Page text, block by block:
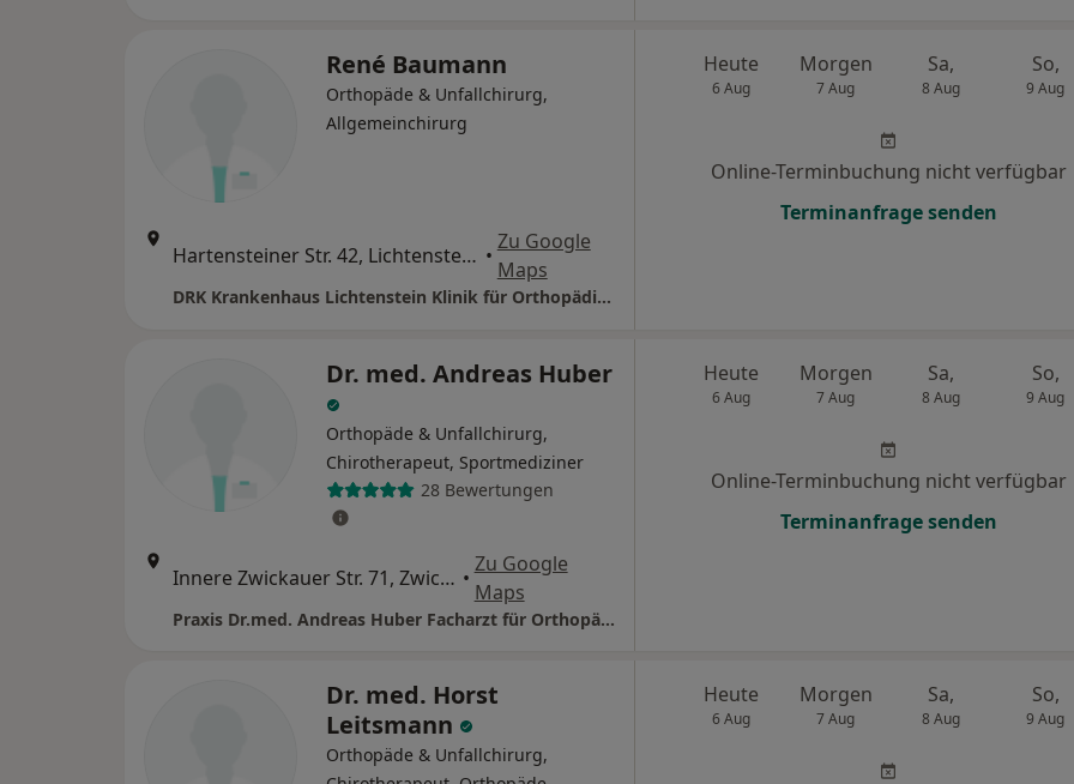
René Baumann
Orthopäde & Unfallchirurg,
Allgemeinchirurg
Hartensteiner Str. 42, Lichtenstein/Sachsen •
Zu Google
Maps
DRK Krankenhaus Lichtenstein Klinik für Orthopädie und Unfallchirurgie
Heute
6 Aug
Morgen
7 Aug
Sa,
8 Aug
So,
9 Aug
Online-Terminbuchung nicht verfügbar
Terminanfrage senden
Dr. med. Andreas Huber
Orthopäde & Unfallchirurg,
Chirotherapeut, Sportmediziner
28 Bewertungen
Innere Zwickauer Str. 71, Zwickau •
Zu Google
Maps
Praxis Dr.med. Andreas Huber Facharzt für Orthopädie
Heute
6 Aug
Morgen
7 Aug
Sa,
8 Aug
So,
9 Aug
Online-Terminbuchung nicht verfügbar
Terminanfrage senden
Dr. med. Horst
Leitsmann
Orthopäde & Unfallchirurg,
Heute
6 Aug
Morgen
7 Aug
Sa,
8 Aug
So,
9 Aug